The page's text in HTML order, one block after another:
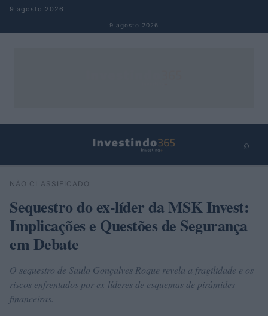
Pular para o conteúdo
9 agosto 2026
9 agosto 2026
⌕
Buscar
NÃO CLASSIFICADO
Sequestro do ex-líder da MSK Invest:
Implicações e Questões de Segurança
em Debate
O sequestro de Saulo Gonçalves Roque revela a fragilidade e os
riscos enfrentados por ex-líderes de esquemas de pirâmides
financeiras.